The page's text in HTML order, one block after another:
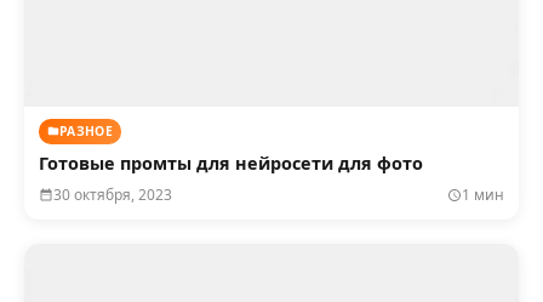
РАЗНОЕ
Готовые промты для нейросети для фото
30 октября, 2023 1 мин